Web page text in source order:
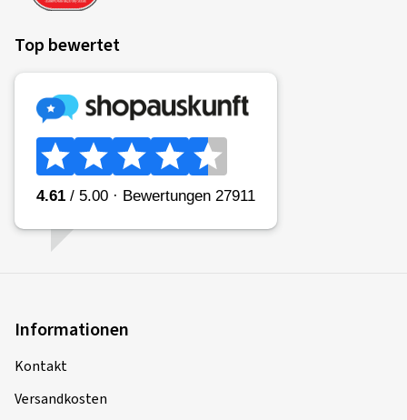
Top bewertet
Informationen
Kontakt
Versandkosten